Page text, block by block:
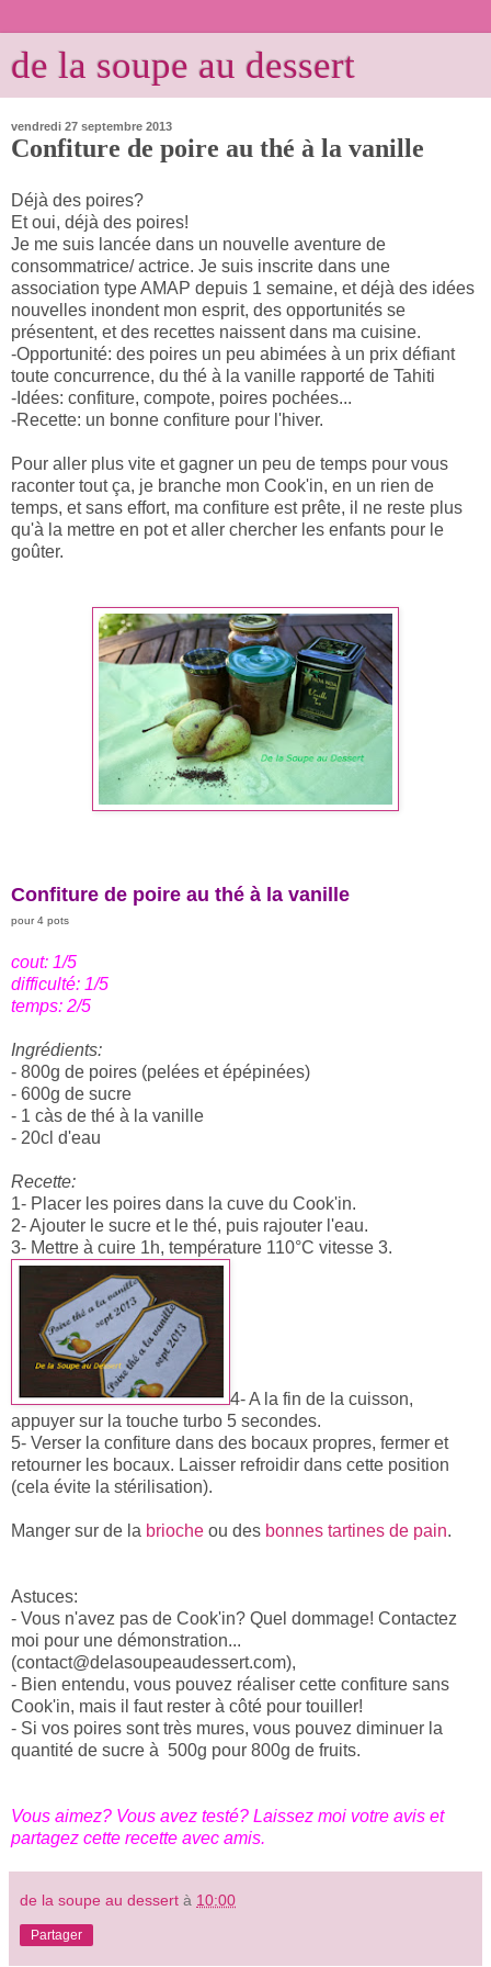
de la soupe au dessert
vendredi 27 septembre 2013
Confiture de poire au thé à la vanille
Déjà des poires?
Et oui, déjà des poires!
Je me suis lancée dans un nouvelle aventure de
consommatrice/ actrice. Je suis inscrite dans une
association type AMAP depuis 1 semaine, et déjà des idées
nouvelles inondent mon esprit, des opportunités se
présentent, et des recettes naissent dans ma cuisine.
-Opportunité: des poires un peu abimées à un prix défiant
toute concurrence, du thé à la vanille rapporté de Tahiti
-Idées: confiture, compote, poires pochées...
-Recette: un bonne confiture pour l'hiver.
Pour aller plus vite et gagner un peu de temps pour vous
raconter tout ça, je branche mon Cook'in, en un rien de
temps, et sans effort, ma confiture est prête, il ne reste plus
qu'à la mettre en pot et aller chercher les enfants pour le
goûter.
Confiture de poire au thé à la vanille
pour 4 pots
cout: 1/5
difficulté: 1/5
temps: 2/5
Ingrédients:
- 800g de poires (pelées et épépinées)
- 600g de sucre
- 1 càs de thé à la vanille
- 20cl d'eau
Recette:
1- Placer les poires dans la cuve du Cook'in.
2- Ajouter le sucre et le thé, puis rajouter l'eau.
3- Mettre à cuire 1h, température 110°C vitesse 3.
4- A la fin de la cuisson,
appuyer sur la touche turbo 5 secondes.
5- Verser la confiture dans des bocaux propres, fermer et
retourner les bocaux. Laisser refroidir dans cette position
(cela évite la stérilisation).
Manger sur de la brioche ou des bonnes tartines de pain.
Astuces:
- Vous n'avez pas de Cook'in? Quel dommage! Contactez
moi pour une démonstration...
(contact@delasoupeaudessert.com),
- Bien entendu, vous pouvez réaliser cette confiture sans
Cook'in, mais il faut rester à côté pour touiller!
- Si vos poires sont très mures, vous pouvez diminuer la
quantité de sucre à 500g pour 800g de fruits.
Vous aimez? Vous avez testé? Laissez moi votre avis et
partagez cette recette avec amis.
de la soupe au dessert à 10:00
Partager